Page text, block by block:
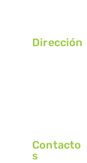
Dirección
Contacto
s